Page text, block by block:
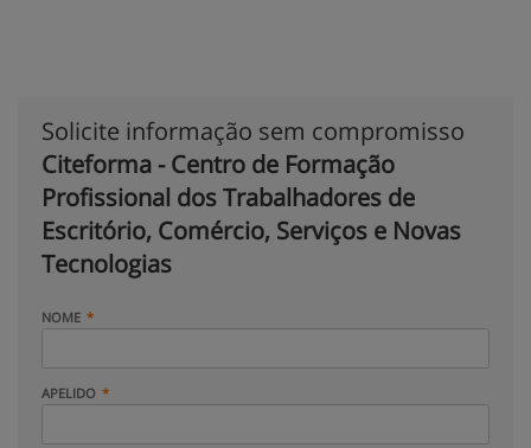
Solicite informação sem compromisso
Citeforma - Centro de Formação
Profissional dos Trabalhadores de
Escritório, Comércio, Serviços e Novas
Tecnologias
NOME
APELIDO